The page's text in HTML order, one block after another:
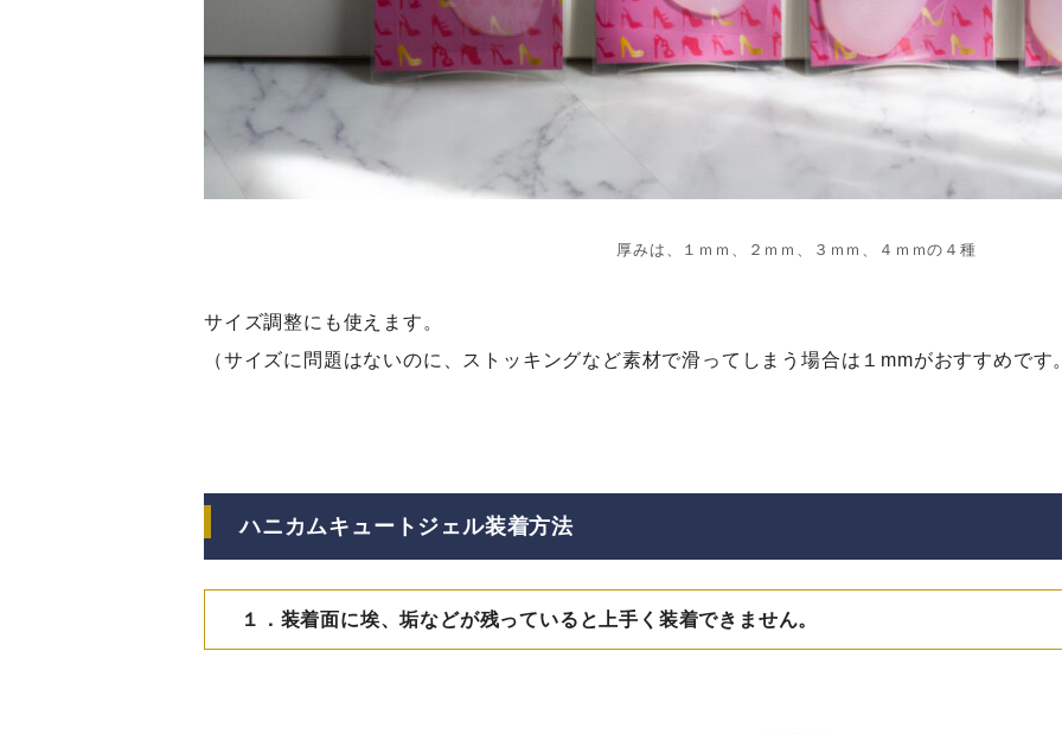
厚みは、１ｍｍ、２ｍｍ、３ｍｍ、４ｍｍの４種
サイズ調整にも使えます。
（サイズに問題はないのに、ストッキングなど素材で滑ってしまう場合は１mmがおすすめです
ハニカムキュートジェル装着方法
１．装着面に埃、垢などが残っていると上手く装着できません。